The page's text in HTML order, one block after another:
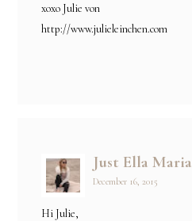
xoxo Julie von
http://www.julieleinchen.com
Just Ella Maria
December 16, 2015
Hi Julie,